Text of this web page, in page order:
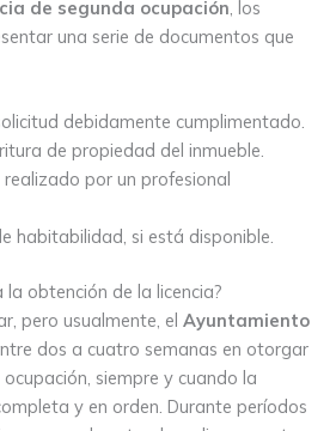
de segunda ocupación, los
una serie de documentos que
debidamente cumplimentado.
de propiedad del inmueble.
por un profesional
habitabilidad, si está disponible.
obtención de la licencia?
pero usualmente, el Ayuntamiento
dos a cuatro semanas en otorgar
ocupación, siempre y cuando la
y en orden. Durante períodos